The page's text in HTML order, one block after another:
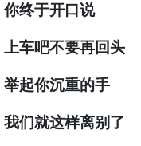
你终于开口说
上车吧不要再回头
举起你沉重的手
我们就这样离别了